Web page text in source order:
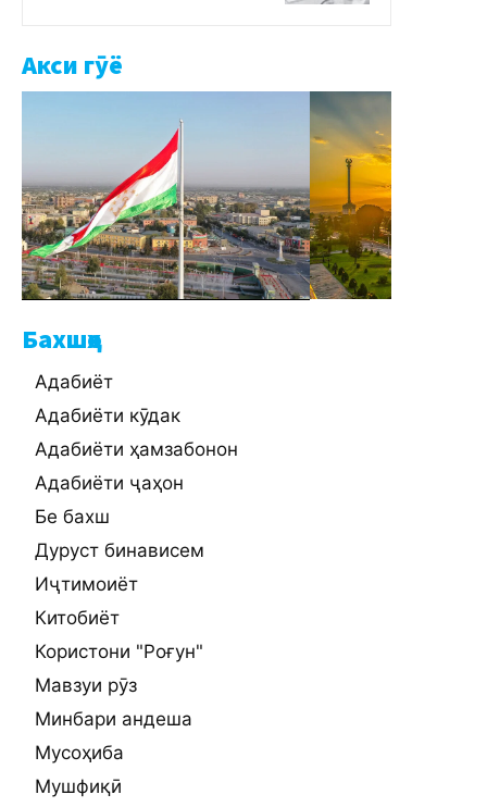
Акси гӯё
Бахшҳо
Адабиёт
Адабиёти кӯдак
Адабиёти ҳамзабонон
Адабиёти ҷаҳон
Бе бахш
Дуруст бинависем
Иҷтимоиёт
Китобиёт
Користони "Роғун"
Мавзуи рӯз
Минбари андеша
Мусоҳиба
Мушфиқӣ